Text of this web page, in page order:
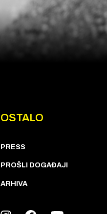
OSTALO
PRESS
PROŠLI DOGAĐAJI
ARHIVA